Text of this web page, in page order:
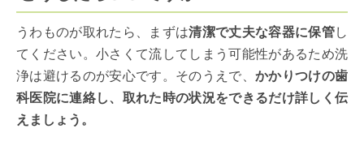
うわものが取れたら、まずは清潔で丈夫な容器に保管し
てください。小さくて流してしまう可能性があるため洗
浄は避けるのが安心です。そのうえで、 かかりつけの歯
科医院に連絡し、取れた時の状況をできるだけ詳しく伝
えましょう。